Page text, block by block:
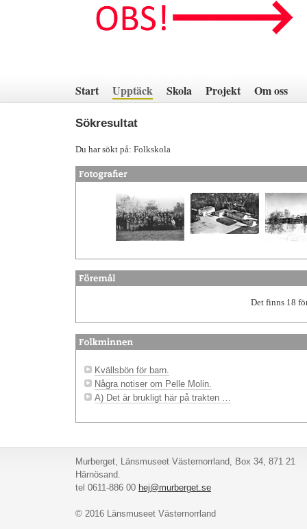
innehåll
Start Upptäck Skola Projekt Om oss
Sökresultat
Du har sökt på: Folkskola
Det finns 18
Kvällsbön för barn.
Några notiser om Pelle Molin.
A) Det är brukligt här på trakten …
Murberget, Länsmuseet Västernorrland, Box 34, 871 21
Härnösand.
tel 0611-886 00 hej@murberget.se
© 2016 Länsmuseet Västernorrland